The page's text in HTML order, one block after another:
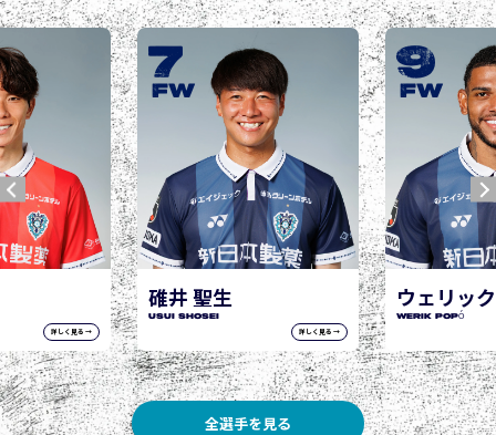
詳しく見る →
ウェリック ポポ
WERIK POPÓ
詳しく見る →
9
FW
城後 寿
JOGO Hisashi
10
FW
全選手を見る